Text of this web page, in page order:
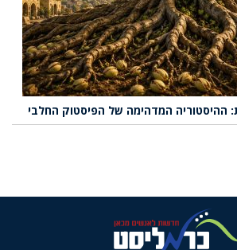
ההיסטוריה המדהימה של הפיסטוק החלבי